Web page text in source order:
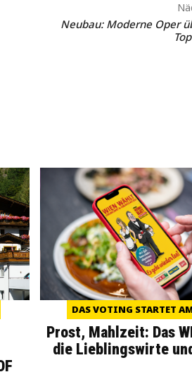
Neubau: Moderne Oper
DAS VOTING STARTET
Prost, Mahlzeit: Das
die Lieblingswirte